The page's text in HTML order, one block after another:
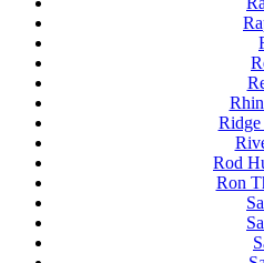
Rod
Ron